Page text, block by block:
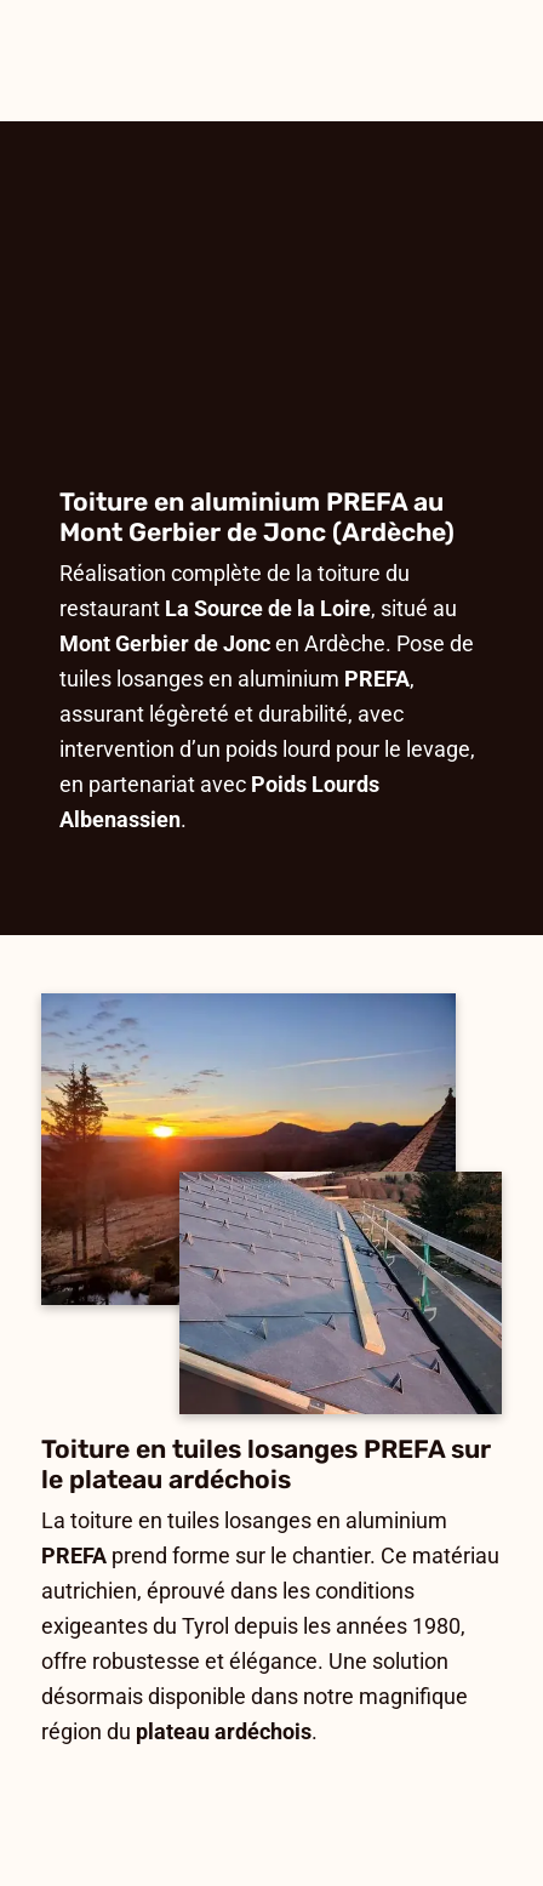
Toiture en aluminium PREFA au
Mont Gerbier de Jonc (Ardèche)
Réalisation complète de la toiture du
restaurant La Source de la Loire, situé au
Mont Gerbier de Jonc en Ardèche. Pose de
tuiles losanges en aluminium PREFA,
assurant légèreté et durabilité, avec
intervention d’un poids lourd pour le levage,
en partenariat avec Poids Lourds
Albenassien.
Toiture en tuiles losanges PREFA sur
le plateau ardéchois
La toiture en tuiles losanges en aluminium
PREFA prend forme sur le chantier. Ce matériau
autrichien, éprouvé dans les conditions
exigeantes du Tyrol depuis les années 1980,
offre robustesse et élégance. Une solution
désormais disponible dans notre magnifique
région du plateau ardéchois.